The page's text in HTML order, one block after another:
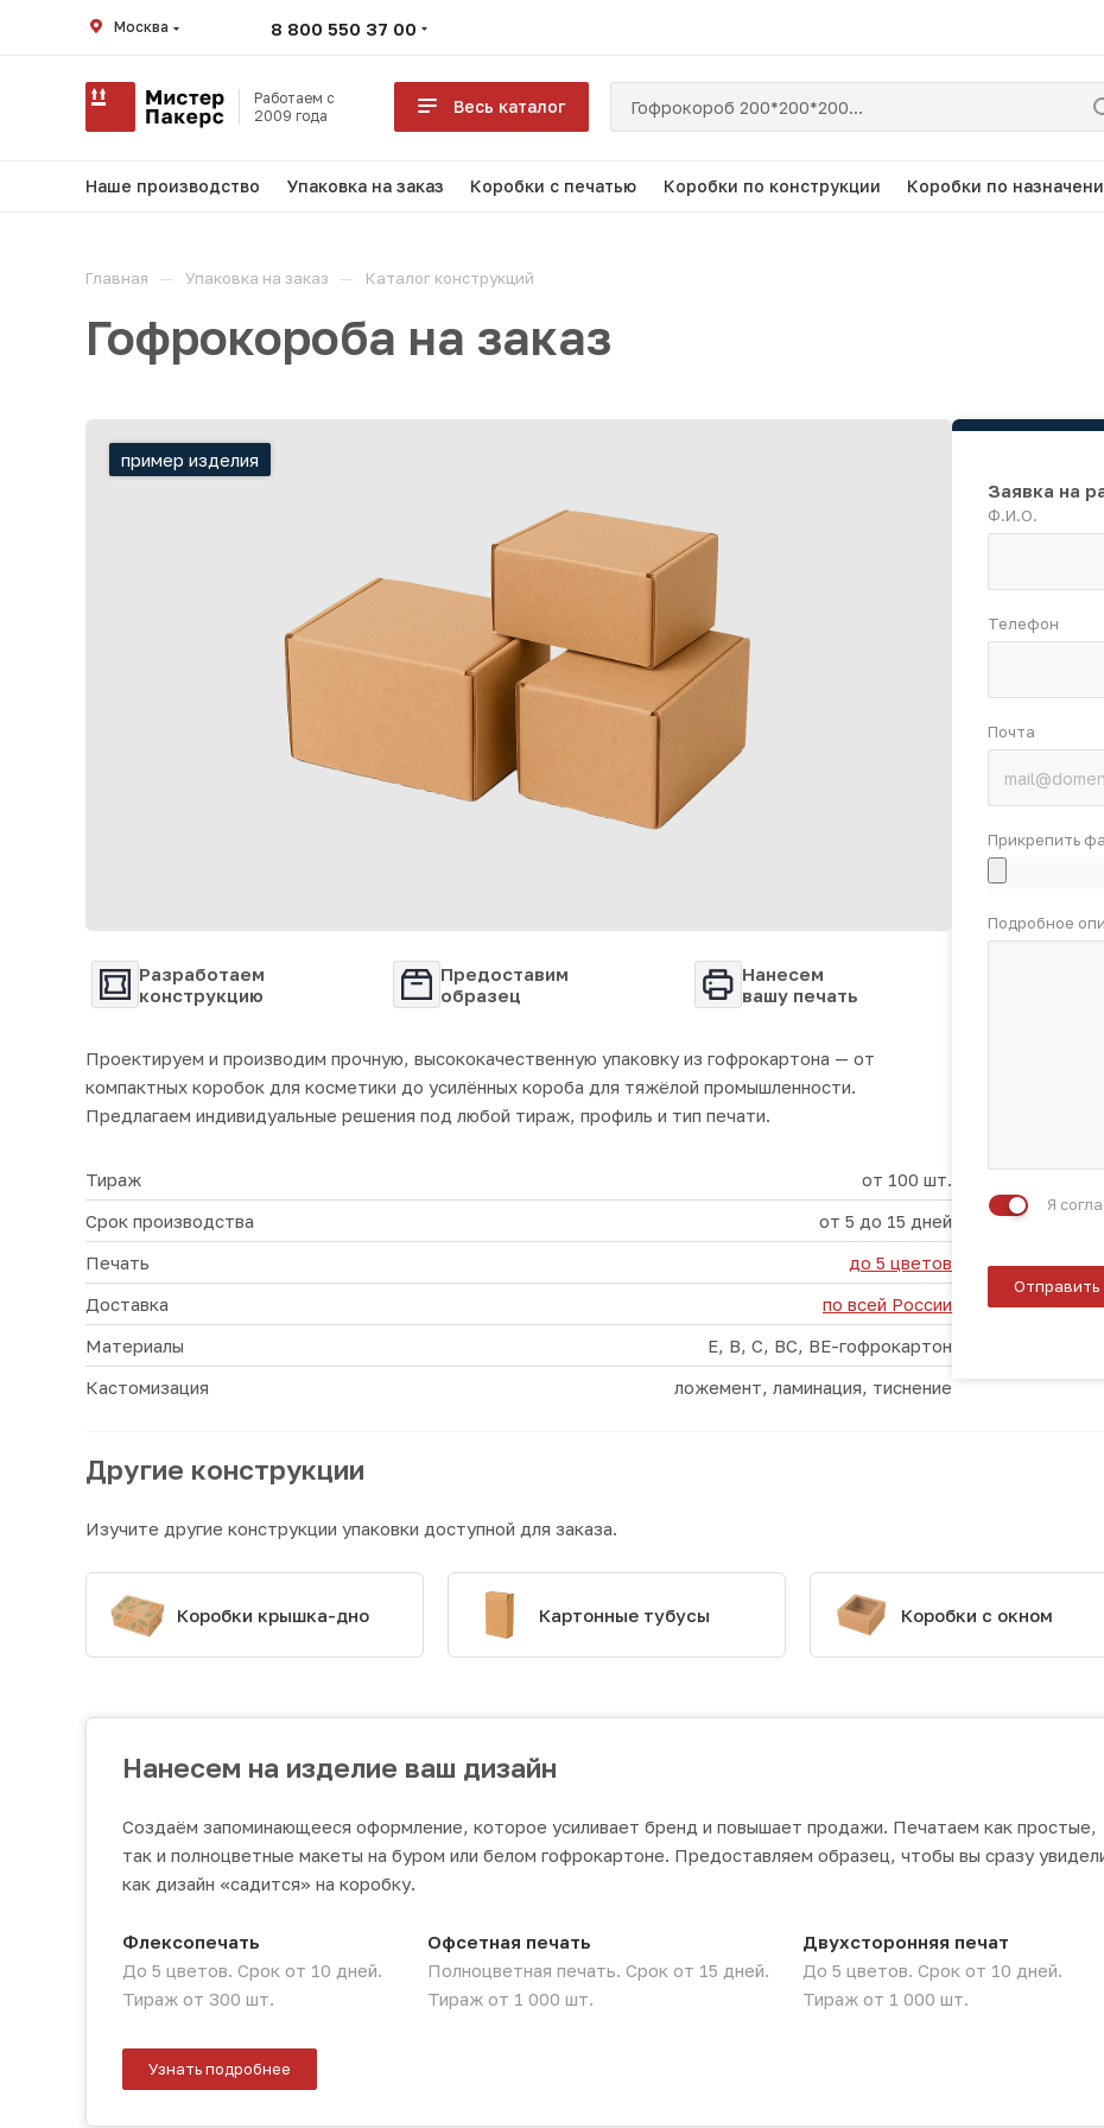
Работаем с
2009 года
Весь каталог
Наше производство Упаковка на заказ Коробки с печатью Коробки по конструкции Коробки по
Москва 8 800 550 37 00
Главная — Упаковка на заказ — Каталог конструкций
Гофрокороба на заказ
пример изделия
Разработаем
конструкцию
Предоставим
образец
Нанесем
вашу печать
Проектируем и производим прочную, высококачественную упаковку из гофрокартона — от
компактных коробок для косметики до усилённых короба для тяжёлой промышленности.
Предлагаем индивидуальные решения под любой тираж, профиль и тип печати.
Тираж
от 100 шт.
Срок производства
от 5 до 15 дней
Печать
до 5 цветов
Доставка
по всей России
Материалы
E, B, C, BC, BE-гофрокартон
Кастомизация
ложемент, ламинация, тиснение
Заявка на
Ф.И.О.
Телефон
Почта
Прикрепить
Подробное
Я
Отправить
Другие конструкции
Изучите другие конструкции упаковки доступной для заказа.
Коробки крышка-дно Картонные тубусы Коробки с окном
Нанесем на изделие ваш дизайн
Создаём запоминающееся оформление, которое усиливает бренд и повышает продажи. Печатаем как простые,
так и полноцветные макеты на буром или белом гофрокартоне. Предоставляем образец, чтобы вы сразу
как дизайн «садится» на коробку.
Флексопечать
До 5 цветов. Срок от 10 дней.
Тираж от 300 шт.
Офсетная печать
Полноцветная печать. Срок от 15 дней.
Тираж от 1 000 шт.
Двухсторонняя печат
До 5 цветов. Срок от 10 дней.
Тираж от 1 000 шт.
Узнать подробнее